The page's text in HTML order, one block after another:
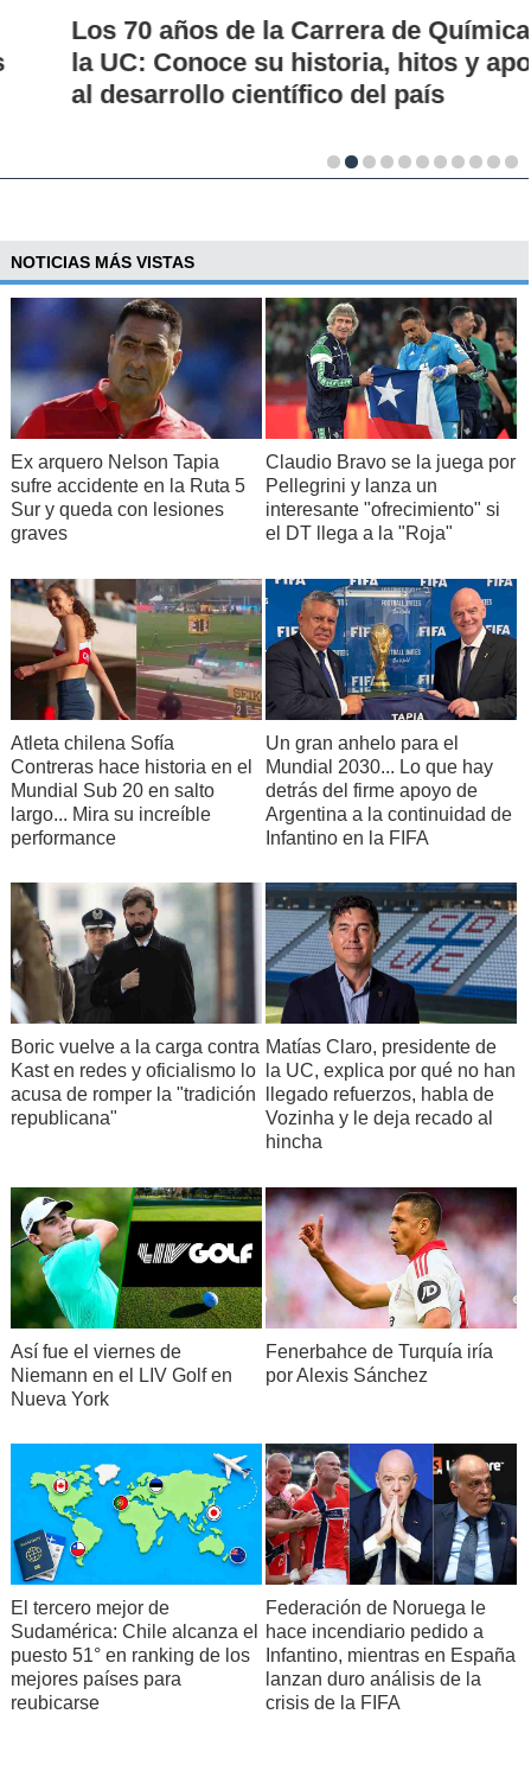
Los 70 años de la Carrera de Química de
la UC: Conoce su historia, hitos y aporte
al desarrollo científico del país
NOTICIAS MÁS VISTAS
Ex arquero Nelson Tapia
sufre accidente en la Ruta 5
Sur y queda con lesiones
graves
Claudio Bravo se la juega por
Pellegrini y lanza un
interesante "ofrecimiento" si
el DT llega a la "Roja"
Atleta chilena Sofía
Contreras hace historia en el
Mundial Sub 20 en salto
largo... Mira su increíble
performance
Un gran anhelo para el
Mundial 2030... Lo que hay
detrás del firme apoyo de
Argentina a la continuidad de
Infantino en la FIFA
Boric vuelve a la carga contra
Kast en redes y oficialismo lo
acusa de romper la "tradición
republicana"
Matías Claro, presidente de
la UC, explica por qué no han
llegado refuerzos, habla de
Vozinha y le deja recado al
hincha
Así fue el viernes de
Niemann en el LIV Golf en
Nueva York
Fenerbahce de Turquía iría
por Alexis Sánchez
El tercero mejor de
Sudamérica: Chile alcanza el
puesto 51° en ranking de los
mejores países para
reubicarse
Federación de Noruega le
hace incendiario pedido a
Infantino, mientras en España
lanzan duro análisis de la
crisis de la FIFA